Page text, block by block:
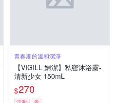
青春期的溫和潔淨
【VIGILL 婦潔】私密沐浴露-
清新少女 150mL
$270